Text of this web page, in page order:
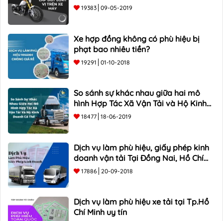
19383 09-05-2019
Xe hợp đồng không có phù hiệu bị
phạt bao nhiêu tiền?
19291 01-10-2018
So sánh sự khác nhau giữa hai mô
hình Hợp Tác Xã Vận Tải và Hộ Kinh
Doanh Cá Thể
18477 18-06-2019
Dịch vụ làm phù hiệu, giấy phép kinh
doanh vận tải Tại Đồng Nai, Hồ Chí
Minh
17886 20-09-2018
Dịch vụ làm phù hiệu xe tải tại Tp.Hồ
Chí Minh uy tín